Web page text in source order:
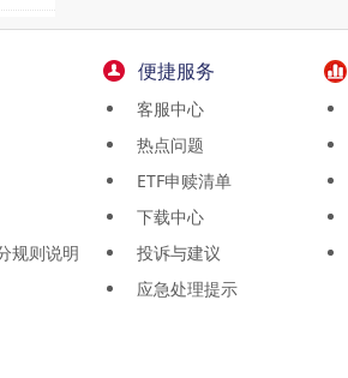
规则说明
便捷服务
客服中心
热点问题
ETF申赎清单
下载中心
投诉与建议
应急处理提示